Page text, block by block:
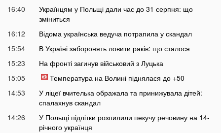
16:40
Українцям у Польщі дали час до 31 серпня: що
зміниться
16:12
Відома українська ведуча потрапила у скандал
15:54
В Україні заборонять ловити раків: що сталося
15:23
На фронті загинув військовий з Луцька
15:05
Температура на Волині піднялася до +50
14:53
У ліцеї вчителька ображала та принижувала дітей:
спалахнув скандал
14:26
У Польщі підлітки розпилили пекучу речовину на 14-
річного українця